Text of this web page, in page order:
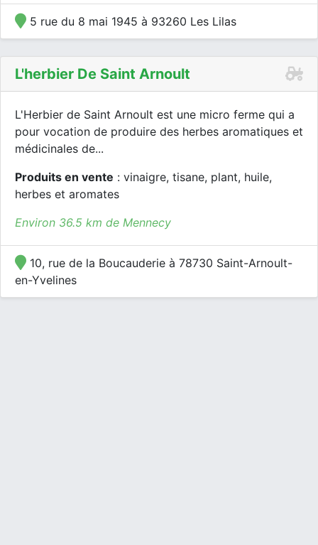
5 rue du 8 mai 1945 à 93260 Les Lilas
L'herbier De Saint Arnoult
L'Herbier de Saint Arnoult est une micro ferme qui a
pour vocation de produire des herbes aromatiques et
médicinales de...
Produits en vente : vinaigre, tisane, plant, huile,
herbes et aromates
Environ 36.5 km de Mennecy
10, rue de la Boucauderie à 78730 Saint-Arnoult-
en-Yvelines